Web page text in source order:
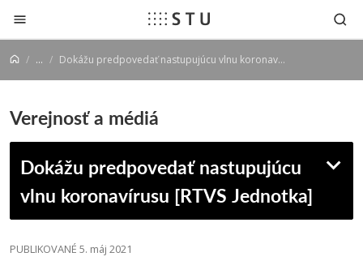
Prejsť na obsah
... Dokážu predpovedať nastupujúcu vlnu koronavírusu [RTVS Jednotka]
Verejnosť a médiá
Dokážu predpovedať nastupujúcu
vlnu koronavírusu [RTVS Jednotka]
PUBLIKOVANÉ 5. máj 2021